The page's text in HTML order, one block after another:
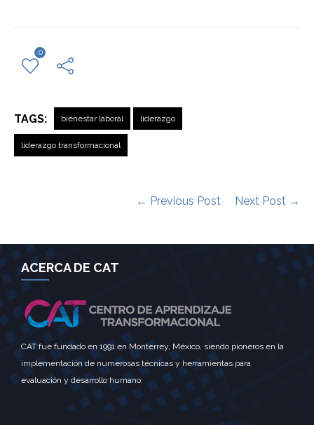
0
TAGS: bienestar laboral liderazgo
liderazgo transformacional
← Previous Post Next Post →
ACERCA DE CAT
CAT fue fundado en 1991 en Monterrey, México, siendo pioneros en la
implementación de numerosas técnicas y herramientas para
evaluación y desarrollo humano.